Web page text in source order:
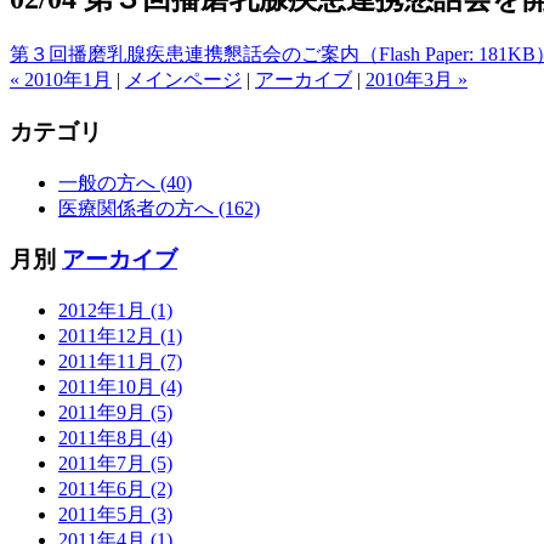
第３回播磨乳腺疾患連携懇話会のご案内（Flash Paper: 181KB
« 2010年1月 | メインページ | アーカイブ | 2010年3月 »
カテゴリ
一般の方へ (40)
医療関係者の方へ (162)
月別 アーカイブ
2012年1月 (1)
2011年12月 (1)
2011年11月 (7)
2011年10月 (4)
2011年9月 (5)
2011年8月 (4)
2011年7月 (5)
2011年6月 (2)
2011年5月 (3)